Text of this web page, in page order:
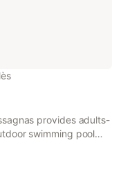
provides adults-
swimming pool
free private